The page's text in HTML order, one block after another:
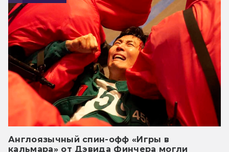
Англоязычный спин-офф «Игры в
кальмара» от Дэвида Финчера могли